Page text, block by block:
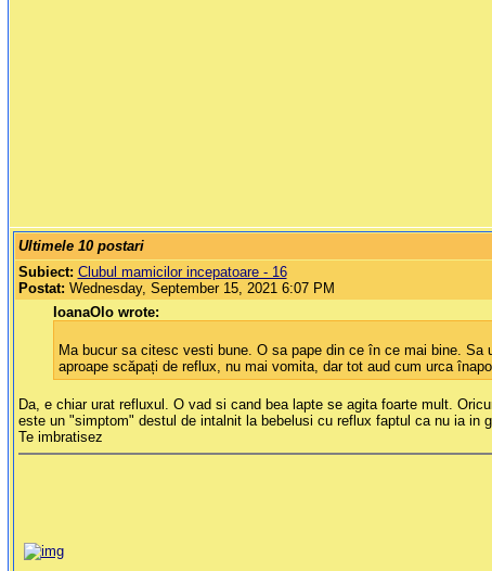
Ultimele 10 postari
Subiect: Clubul mamicilor incepatoare - 16
Postat: Wednesday, September 15, 2021 6:07 PM
IoanaOlo wrote:
Ma bucur sa citesc vesti bune. O sa pape din ce în ce mai bine.
aproape scăpați de reflux, nu mai vomita, dar tot aud cum urca
Da, e chiar urat refluxul. O vad si cand bea lapte se agita foarte mult.
este un "simptom" destul de intalnit la bebelusi cu reflux faptul ca nu ia in
Te imbratisez